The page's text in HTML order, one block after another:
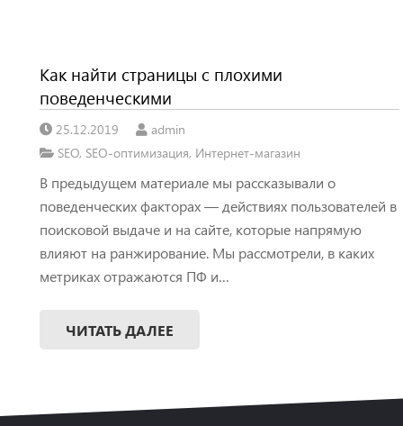
Как найти страницы с плохими
поведенческими
25.12.2019
admin
SEO, SEO-оптимизация, Интернет-магазин
В предыдущем материале мы рассказывали о
поведенческих факторах — действиях пользователей в
поисковой выдаче и на сайте, которые напрямую
влияют на ранжирование. Мы рассмотрели, в каких
метриках отражаются ПФ и…
ЧИТАТЬ ДАЛЕЕ